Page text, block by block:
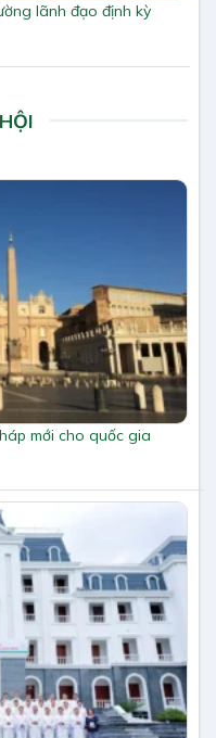
lãnh đạo định kỳ
mới cho quốc gia